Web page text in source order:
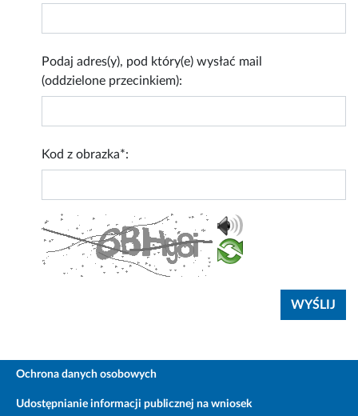
Podaj adres(y), pod który(e) wysłać mail
(oddzielone przecinkiem):
Kod z obrazka*:
Ochrona danych osobowych
Udostępnianie informacji publicznej na wniosek